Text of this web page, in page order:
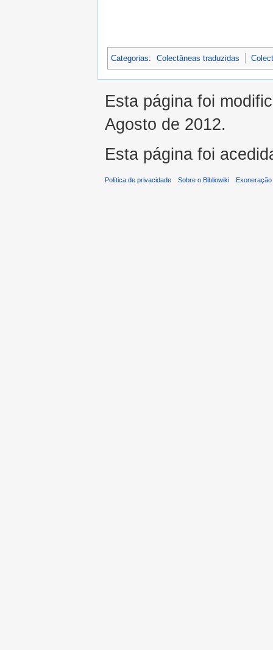
Categorias: Colectâneas traduzidas
Esta página foi
Agosto de 2012.
Esta página foi
Política de privacidade Sobre o Bibliowiki